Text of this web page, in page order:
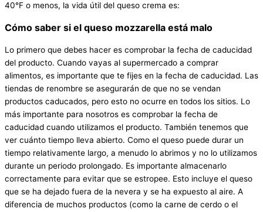
40°F o menos, la vida útil del queso crema es:
Cómo saber si el queso mozzarella está malo
Lo primero que debes hacer es comprobar la fecha de caducidad
del producto. Cuando vayas al supermercado a comprar
alimentos, es importante que te fijes en la fecha de caducidad. Las
tiendas de renombre se asegurarán de que no se vendan
productos caducados, pero esto no ocurre en todos los sitios. Lo
más importante para nosotros es comprobar la fecha de
caducidad cuando utilizamos el producto. También tenemos que
ver cuánto tiempo lleva abierto. Como el queso puede durar un
tiempo relativamente largo, a menudo lo abrimos y no lo utilizamos
durante un periodo prolongado. Es importante almacenarlo
correctamente para evitar que se estropee. Esto incluye el queso
que se ha dejado fuera de la nevera y se ha expuesto al aire. A
diferencia de muchos productos (como la carne de cerdo o el